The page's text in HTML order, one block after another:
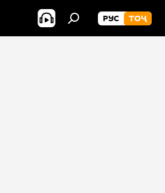
РУС ТОҶ